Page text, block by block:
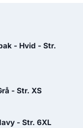
- Hvid - Str.
- Str. XS
- Str. 6XL